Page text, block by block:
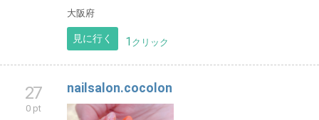
大阪府
見に行く 1 クリック
27
0 pt
nailsalon.cocolon